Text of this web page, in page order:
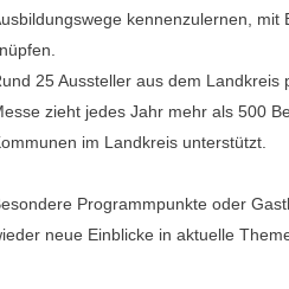
kennenzulernen,
25 Aussteller aus dem
zieht jedes Jahr mehr als 500
im Landkreis unterstützt.
Programmpunkte oder
neue Einblicke in aktuelle